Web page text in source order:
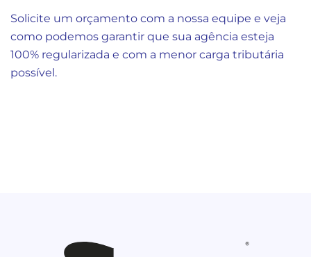
Solicite um orçamento com a nossa equipe e veja
como podemos garantir que sua agência esteja
100% regularizada e com a menor carga tributária
possível.